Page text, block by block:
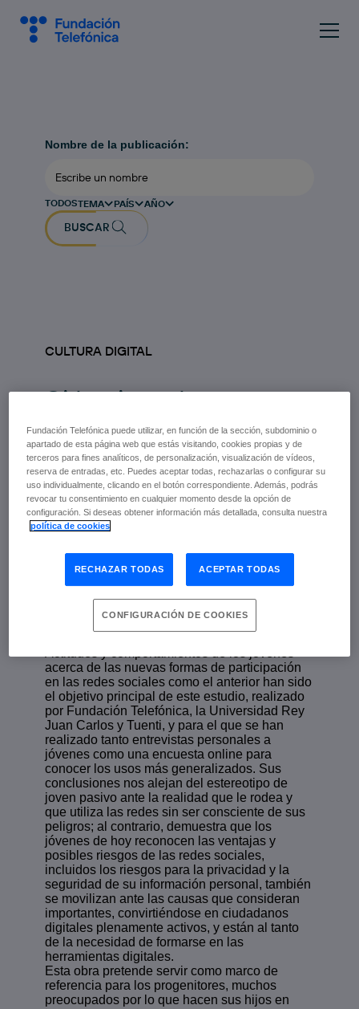
Nombre de la publicación:
TODOSTEMA PAÍS AÑO
BUSCAR
CULTURA DIGITAL
Si lo vives, lo
compartes
Octubre de 2016 | VV.AA.
escuchar
El título de esta obraSi lo vives, lo
compartes, se refiere a la necesidad que
vídeos o enlaces, con las personas que su
acerca de las nuevas formas de participación
en las redes sociales como el anterior han sido
el objetivo principal de este estudio, realizado
por Fundación Telefónica, la Universidad Rey
Juan Carlos y Tuenti, y para el que se han
realizado tanto entrevistas personales a
jóvenes como una encuesta online para
conocer los usos más generalizados. Sus
conclusiones nos alejan del estereotipo de
joven pasivo ante la realidad que le rodea y
que utiliza las redes sin ser consciente de sus
peligros; al contrario, demuestra que los
jóvenes de hoy reconocen las ventajas y
posibles riesgos de las redes sociales,
incluidos los riesgos para la privacidad y la
seguridad de su información personal, también
se movilizan ante las causas que consideran
importantes, convirtiéndose en ciudadanos
digitales plenamente activos, y están al tanto
de la necesidad de formarse en las
herramientas digitales.
Esta obra pretende servir como marco de
referencia para los progenitores, muchos
preocupados por lo que hacen sus hijos en
Fundación Telefónica puede utilizar, en función de la sección, subdominio o
apartado de esta página web que estás visitando, cookies propias y de
terceros para fines analíticos, de personalización, visualización de vídeos,
reserva de entradas, etc. Puedes aceptar todas, rechazarlas o configurar su
uso individualmente, clicando en el botón correspondiente. Además, podrás
revocar tu consentimiento en cualquier momento desde la opción de
configuración. Si deseas obtener información más detallada, consulta nuestra
política de cookies
RECHAZAR TODAS ACEPTAR TODAS
CONFIGURACIÓN DE COOKIES